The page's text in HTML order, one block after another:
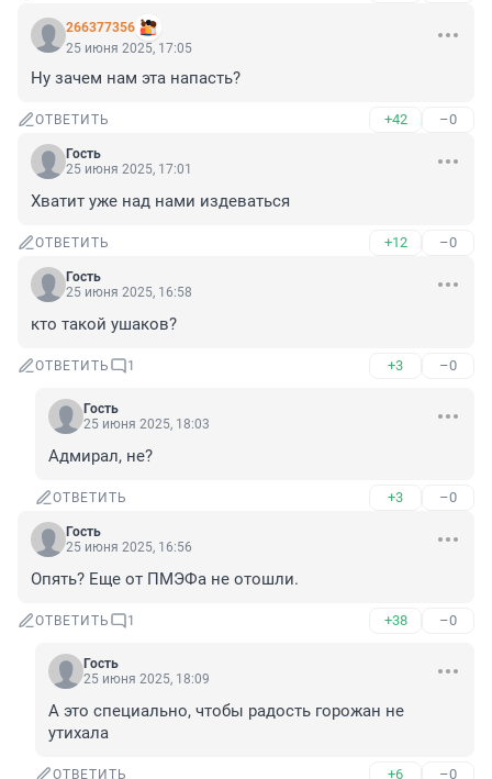
266377356
25 июня 2025, 17:05
Ну зачем нам эта напасть?
ОТВЕТИТЬ +42 –0
Гость
25 июня 2025, 17:01
Хватит уже над нами издеваться
ОТВЕТИТЬ +12 –0
Гость
25 июня 2025, 16:58
кто такой ушаков?
ОТВЕТИТЬ 1 +3 –0
Гость
25 июня 2025, 18:03
Адмирал, не?
ОТВЕТИТЬ +3 –0
Гость
25 июня 2025, 16:56
Опять? Еще от ПМЭФа не отошли.
ОТВЕТИТЬ 1 +38 –0
Гость
25 июня 2025, 18:09
А это специально, чтобы радость горожан не
утихала
ОТВЕТИТЬ +6 –0